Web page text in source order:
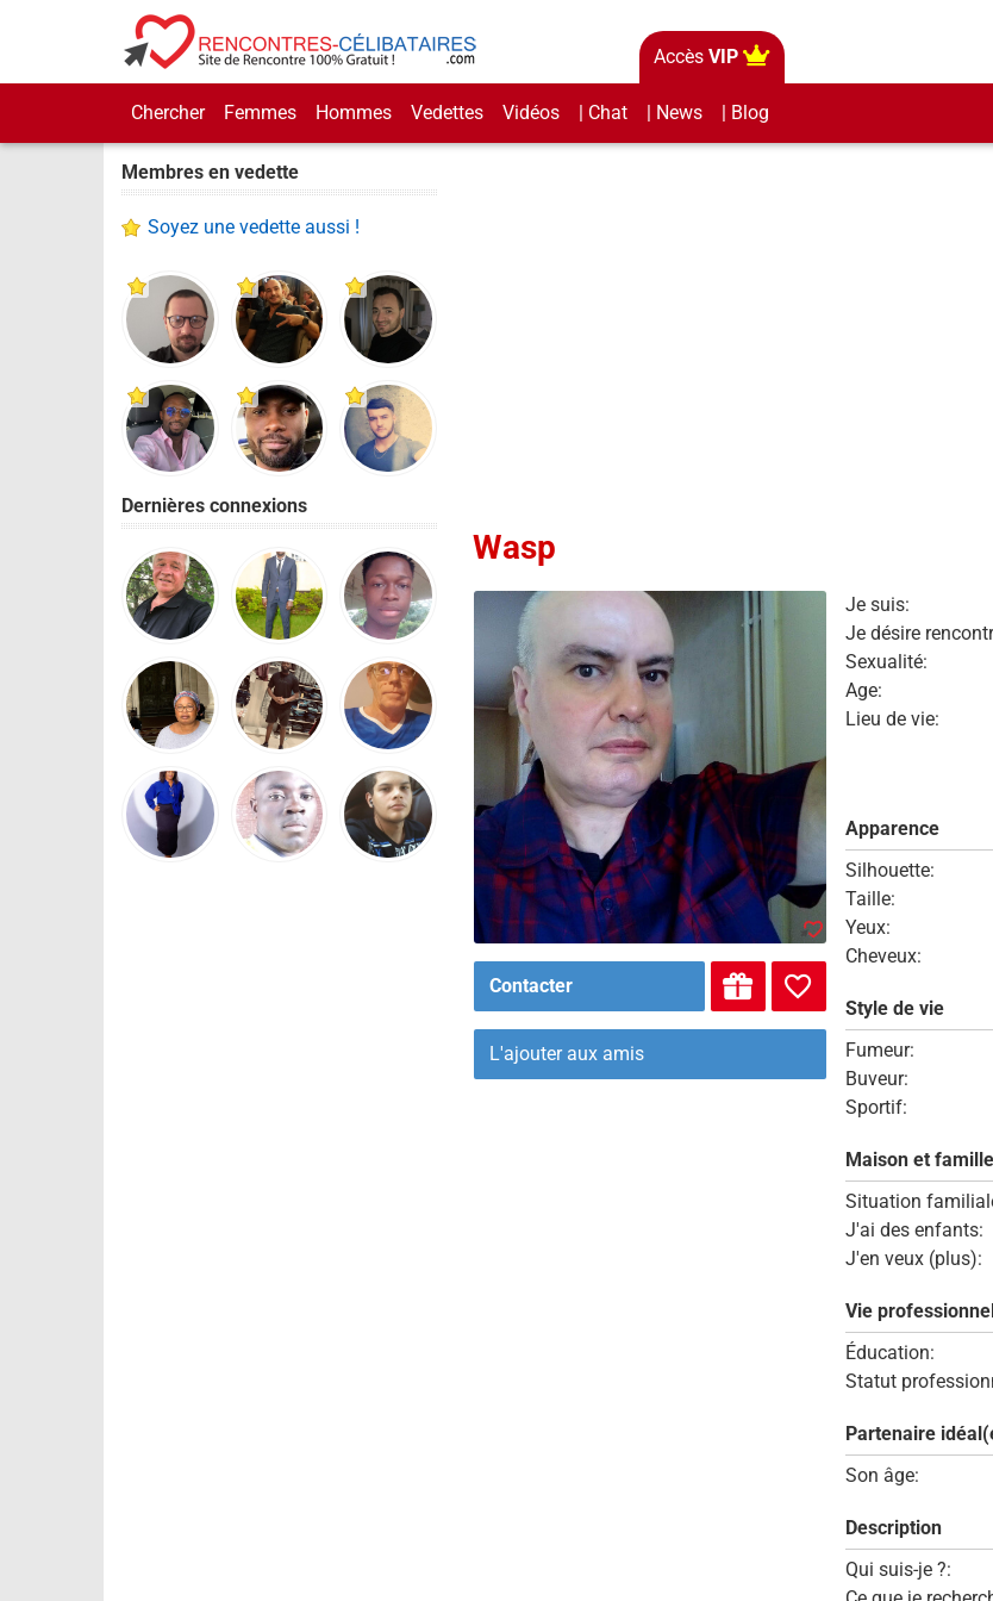
Accès VIP
Chercher Femmes Hommes Vedettes Vidéos | Chat | News | Blog
Membres en vedette
Soyez une vedette aussi !
Dernières connexions
Wasp
Contacter
L'ajouter aux amis
Je suis:
Je désire
Sexualité:
Age:
Lieu de vie:
Apparence
Silhouette:
Taille:
Yeux:
Cheveux:
Style de vie
Fumeur:
Buveur:
Sportif:
Maison et famille
Situation
J'ai des enfants:
J'en veux (plus):
Vie
Éducation:
Statut
Partenaire
Son âge:
Description
Qui suis-je ?: